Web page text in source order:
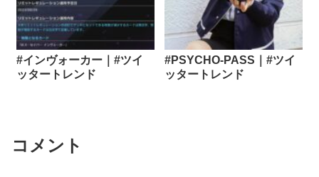
#インヴォーカー｜#ツイ
ッタートレンド
#PSYCHO-PASS｜#ツイ
ッタートレンド
コメント